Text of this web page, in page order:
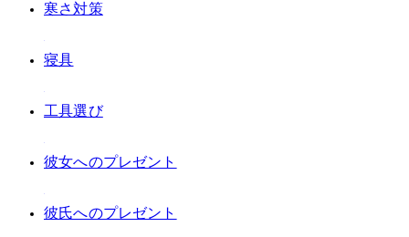
#寒さ対策
#寝具
#工具選び
#彼女へのプレゼント
#彼氏へのプレゼント